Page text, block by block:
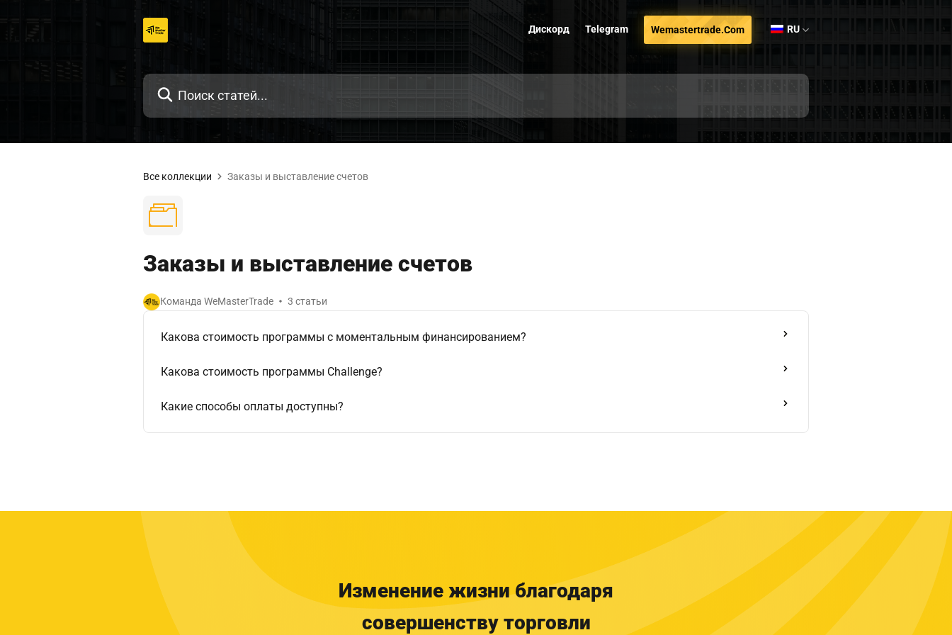
Дискорд Telegram Wemastertrade.com RU
Все коллекции Заказы и выставление счетов
Заказы и выставление счетов
Команда WeMasterTrade 3 статьи
Какова стоимость программы с моментальным финансированием?
Какова стоимость программы Challenge?
Какие способы оплаты доступны?
Изменение жизни благодаря
совершенству торговли